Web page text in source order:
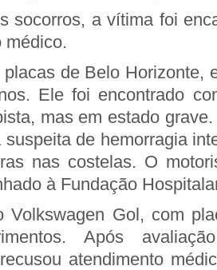
socorros, a vítima foi
médico.
de Belo Horizonte,
Ele foi encontrado
mas em estado
de hemorragia
nas costelas. O
à Fundação
Volkswagen Gol, com
Após
atendimento